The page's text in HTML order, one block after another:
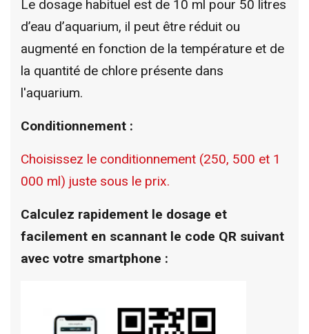
Le dosage habituel est de 10 ml pour 50 litres
d’eau d’aquarium, il peut être réduit ou
augmenté en fonction de la température et de
la quantité de chlore présente dans
l'aquarium.
Conditionnement :
Choisissez le conditionnement (250, 500 et 1
000 ml) juste sous le prix.
Calculez rapidement le dosage et
facilement en scannant le code QR suivant
avec votre smartphone :